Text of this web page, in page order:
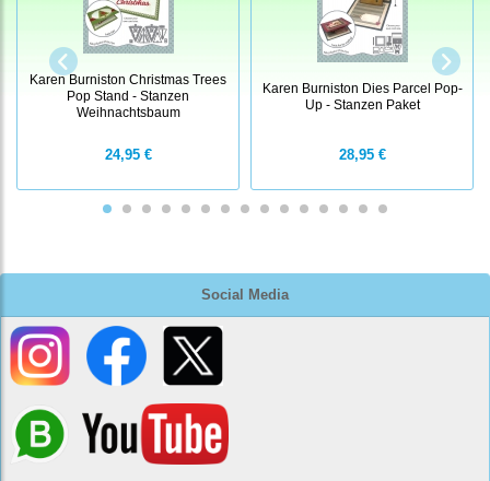
Social Media
Karen Burniston Christmas Trees
Pop Stand - Stanzen
Weihnachtsbaum
24,95 €
Karen Burniston Dies Parcel Pop-
Up - Stanzen Paket
28,95 €